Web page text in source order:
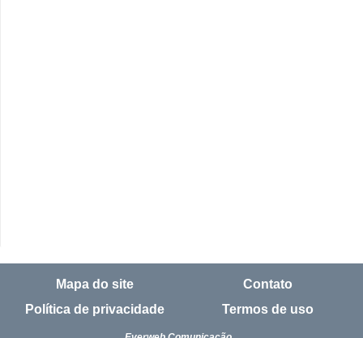
Mapa do site
Contato
Política de privacidade
Termos de uso